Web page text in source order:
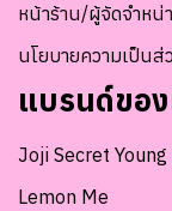
หน้าร้าน/ผู้จัดจำหน่
นโยบายความเป็นส่
แบรนด์ของ
Joji Secret Young
Lemon Me